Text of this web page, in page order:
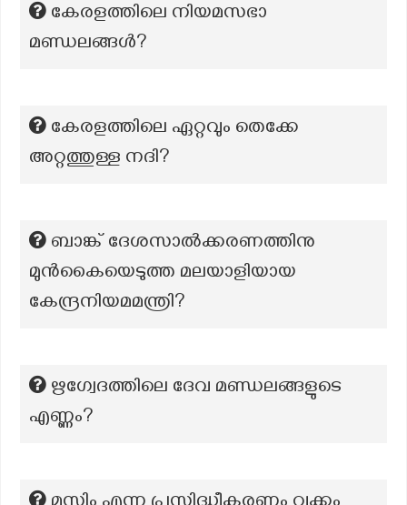
കേരളത്തിലെ നിയമസഭാ
മണ്ഡലങ്ങൾ?
കേരളത്തിലെ ഏറ്റവും തെക്കേ
അറ്റത്തുള്ള നദി?
ബാങ്ക് ദേശസാൽക്കരണത്തിനു
മുൻകൈയെടുത്ത മലയാളിയായ
കേന്ദ്രനിയമമന്ത്രി?
ഋഗ്വേദത്തിലെ ദേവ മണ്ഡലങ്ങളുടെ
എണ്ണം?